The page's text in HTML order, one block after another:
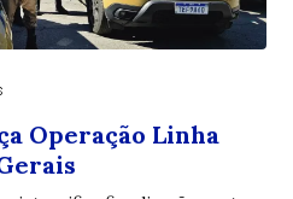
Operação Linha